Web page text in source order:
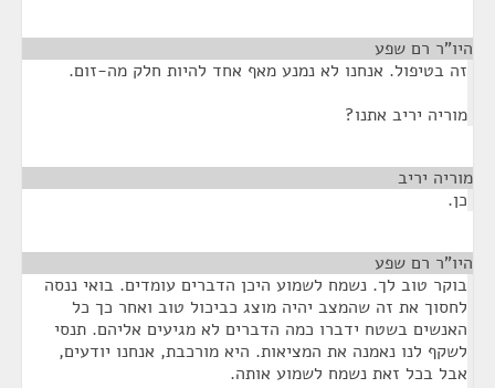
היו"ר רם שפע
זה בטיפול. אנחנו לא נמנע מאף אחד להיות חלק מה-זום.
מוריה יריב אתנו?
מוריה יריב
כן.
היו"ר רם שפע
בוקר טוב לך. נשמח לשמוע היכן הדברים עומדים. בואי ננסה
לחסוך את זה שהמצב יהיה מוצג כביכול טוב ואחר כך כל
האנשים בשטח ידברו כמה הדברים לא מגיעים אליהם. תנסי
לשקף לנו נאמנה את המציאות. היא מורכבת, אנחנו יודעים,
אבל בכל זאת נשמח לשמוע אותה.